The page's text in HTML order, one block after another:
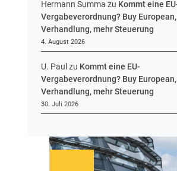
Hermann Summa zu Kommt eine
Vergabeverordnung? Buy
Verhandlung, mehr Steuerung
4. August 2026
U. Paulzu Kommt eine EU-
Vergabeverordnung? Buy
Verhandlung, mehr Steuerung
30. Juli 2026